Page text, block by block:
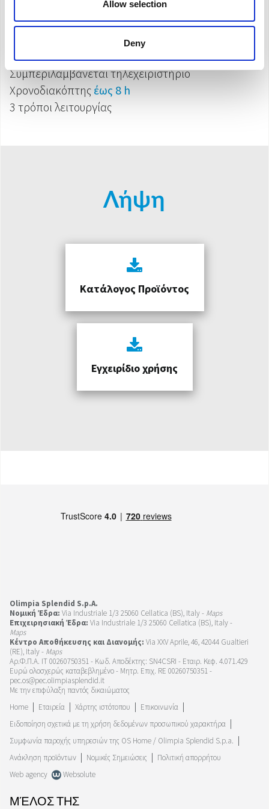
Allow selection
Deny
Οθόνη χειρισμού αφής
Πρακτικές ρόδες για μεταφορά
Λειτουργία οριζόντιας ταλάντωσης της ροής του
αέρα
Συμπεριλαμβάνεται τηλεχειριστήριο
Χρονοδιακόπτης έως 8 h
3 τρόποι λειτουργίας
Λήψη
Κατάλογος Προϊόντος
Εγχειρίδιο χρήσης
Olimpia Splendid S.p.A.
Νομική Έδρα: Via Industriale 1/3 25060 Cellatica (BS), Italy - Maps
Επιχειρησιακή Έδρα: Via Industriale 1/3 25060 Cellatica (BS), Italy -
Maps
Κέντρο Αποθήκευσης και Διανομής: Via XXV Aprile, 46, 42044 Gualtieri
(RE), Italy - Maps
Αρ.Φ.Π.Α. IT 00260750351 - Κωδ. Αποδέκτης: SN4CSRI - Εταιρ. Κεφ. 4.071.429
Ευρώ ολοσχερώς καταβεβλημένο - Μητρ. Επιχ. RE 00260750351 -
pec.os@pec.olimpiasplendid.it
Με την επιφύλαξη παντός δικαιώματος
Home
Εταιρεία Χάρτης ιστότοπου
Επικοινωνία
Ειδοποίηση σχετικά με τη χρήση δεδομένων προσωπικού χαρακτήρα
Συμφωνία παροχής υπηρεσιών της OS Home / Olimpia Splendid S.p.a.
Ανάκληση προϊόντων
Νομικές Σημειώσεις
Πολιτική απορρήτου
Web agency
Websolute
ΜΈΛΟΣ ΤΗΣ